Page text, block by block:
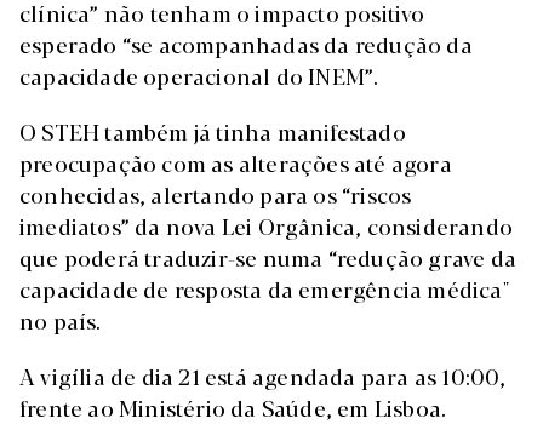
clínica” não tenham o impacto positivo
esperado “se acompanhadas da redução da
capacidade operacional do INEM”.
O STEH também já tinha manifestado
preocupação com as alterações até agora
conhecidas, alertando para os “riscos
imediatos” da nova Lei Orgânica, considerando
que poderá traduzir-se numa “redução grave da
capacidade de resposta da emergência médica"
no país.
A vigília de dia 21 está agendada para as 10:00,
frente ao Ministério da Saúde, em Lisboa.